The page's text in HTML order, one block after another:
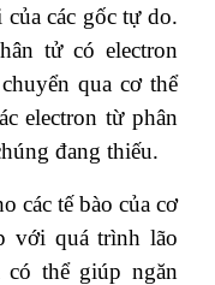
các gốc tự do.
tử có electron
qua cơ thể
electron từ phân
đang thiếu.
các tế bào của cơ
với quá trình lão
thể giúp ngăn